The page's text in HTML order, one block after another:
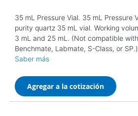
35 mL Pressure Vial. 35 mL Pressure
purity quartz 35 mL vial. Working
3 mL and 25 mL. (Not compatible
Benchmate, Labmate, S-Class, or SP.)
Saber más
Agregar a la cotización